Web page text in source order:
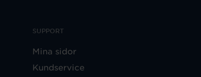
SUPPORT
Mina sidor
Kundservice